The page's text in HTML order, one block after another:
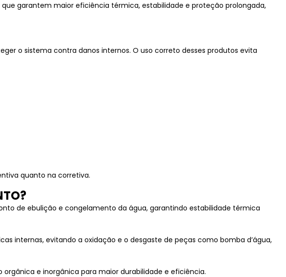
garantem maior eficiência térmica, estabilidade e proteção prolongada,
o sistema contra danos internos. O uso correto desses produtos evita
quanto na corretiva.
de ebulição e congelamento da água, garantindo estabilidade térmica
internas, evitando a oxidação e o desgaste de peças como bomba d’água,
e inorgânica para maior durabilidade e eficiência.